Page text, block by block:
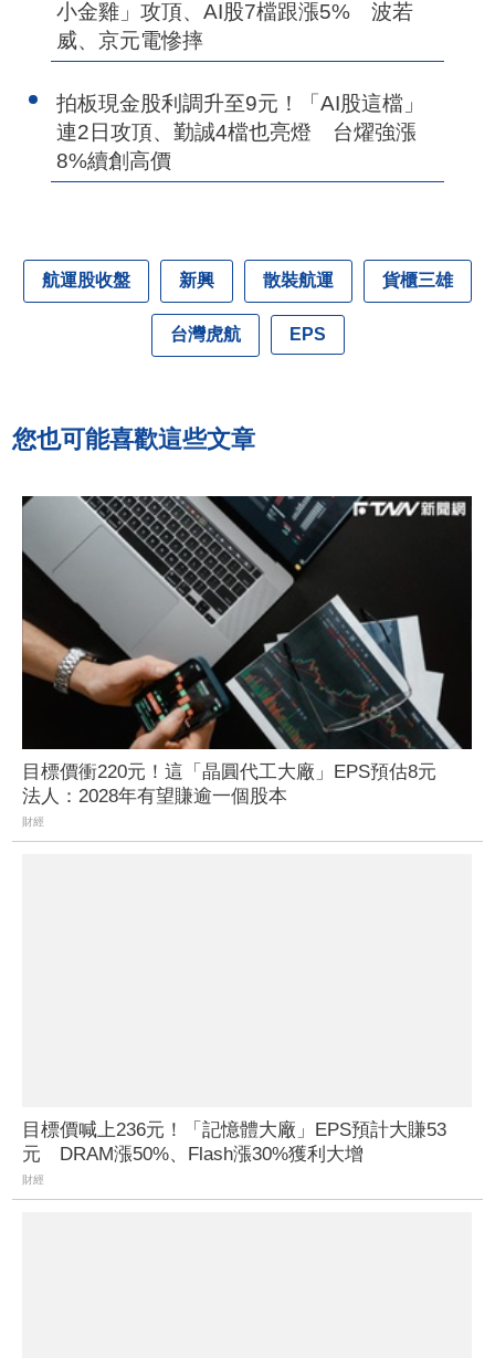
小金雞」攻頂、AI股7檔跟漲5% 波若
威、京元電慘摔
拍板現金股利調升至9元！「AI股這檔」
連2日攻頂、勤誠4檔也亮燈 台燿強漲
8%續創高價
航運股收盤 新興 散裝航運 貨櫃三雄
台灣虎航 EPS
您也可能喜歡這些文章
目標價衝220元！這「晶圓代工大廠」EPS預估8元
法人：2028年有望賺逾一個股本
財經
目標價喊上236元！「記憶體大廠」EPS預計大賺53
元 DRAM漲50%、Flash漲30%獲利大增
財經